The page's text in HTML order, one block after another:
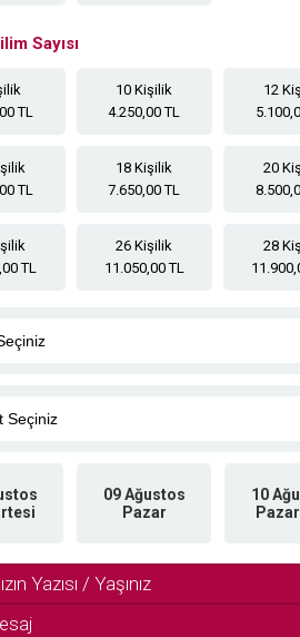
Sayısı
TL
10 Kişilik
4.250,00 TL
12
TL
18 Kişilik
7.650,00 TL
20
TL
26 Kişilik
11.050,00 TL
28
09 Ağustos
Pazar
10
Yazısı / Yaşınız